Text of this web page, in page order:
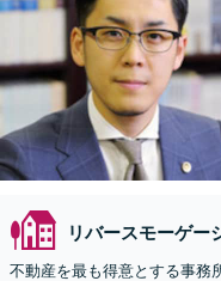
リバースモーゲー
不動産を最も得意とする事務